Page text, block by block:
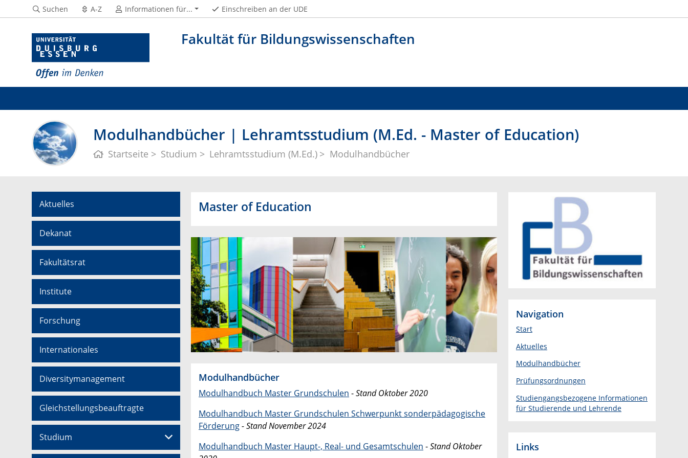
Fakultät für Bildungswissenschaften
Suchen A-Z Informationen für... Einschreiben an der UDE
Modulhandbücher | Lehramtsstudium (M.Ed. - Master of Education)
Startseite Studium Lehramtsstudium (M.Ed.) Modulhandbücher
Aktuelles
Dekanat
Fakultätsrat
Institute
Forschung
Internationales
Diversitymanagement
Gleichstellungsbeauftragte
Studium
Master of Education
Modulhandbücher
Modulhandbuch Master Grundschulen -Stand Oktober 2020
Modulhandbuch Master Grundschulen Schwerpunkt sonderpädagogische
Förderung- Stand November 2024
Modulhandbuch Master Haupt-, Real- und Gesamtschulen -Stand Oktober
Navigation
Start
Aktuelles
Modulhandbücher
Prüfungsordnungen
Studiengangsbezogene Informationen
für Studierende und Lehrende
Links